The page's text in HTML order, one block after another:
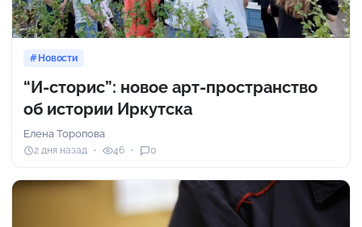
Новости
“И-сторис”: новое арт-пространство
об истории Иркутска
Елена Торопова
2 дня назад 46 0